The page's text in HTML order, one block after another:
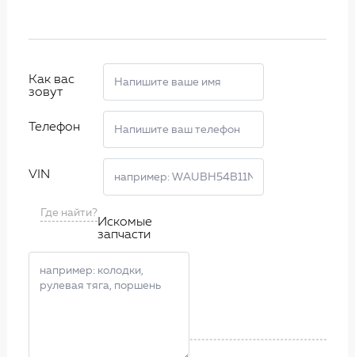
Как вас
зовут
Телефон
VIN
Где найти?
Искомые
запчасти